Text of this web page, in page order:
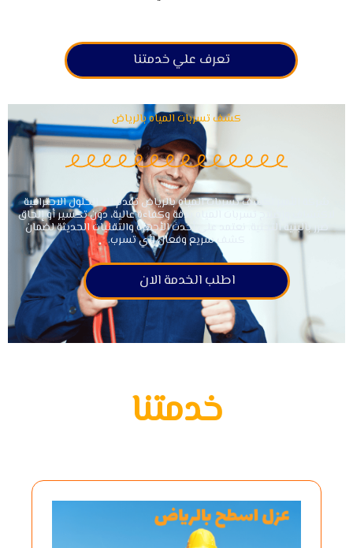
تعرف علي خدمتنا
كشف تسربات المياه بالرياض
شركة الأمير لكشف تسربات المياه بالرياض تقدم لك الحلول الاحترافية
لاكتشاف وإصلاح تسربات المياه بدقة وكفاءة عالية، دون تكسير أو إلحاق
ضرر بالبنية التحتية. نعتمد على أحدث الأجهزة والتقنيات الحديثة لضمان
كشف سريع وفعال لأي تسرب.
اطلب الخدمة الان
خدمتنا